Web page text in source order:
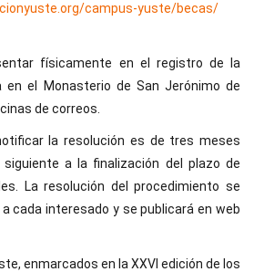
campus-yuste/becas/
físicamente en el registro de la
en el Monasterio de San Jerónimo de
de correos.
la resolución es de tres meses
a la finalización del plazo de
La resolución del procedimiento se
cada interesado y se publicará en web
enmarcados en la XXVI edición de los